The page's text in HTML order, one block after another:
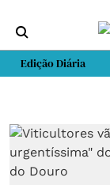
Edição Diária